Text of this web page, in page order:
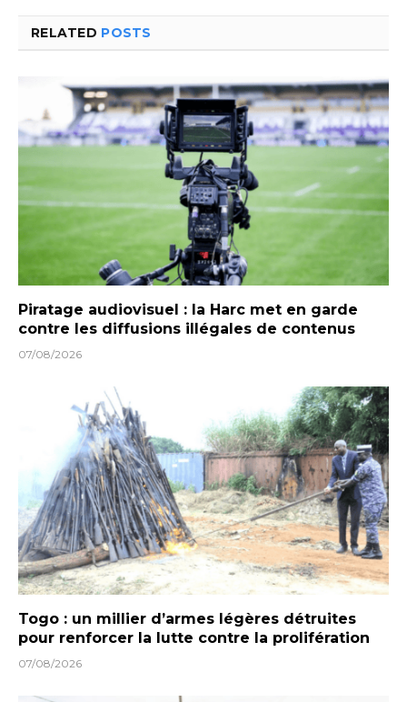
RELATED POSTS
Piratage audiovisuel : la Harc met en garde
contre les diffusions illégales de contenus
07/08/2026
Togo : un millier d’armes légères détruites
pour renforcer la lutte contre la prolifération
07/08/2026